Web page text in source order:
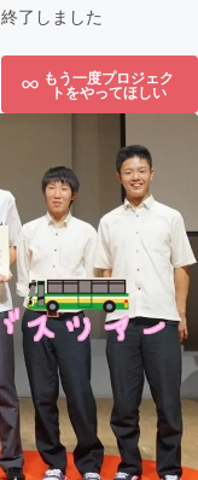
終了しました
もう一度プロジェク
トをやってほしい